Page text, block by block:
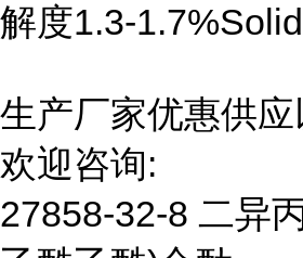
解度1.3-
生产厂家优惠供
欢迎咨询:
27858-32-8 二异